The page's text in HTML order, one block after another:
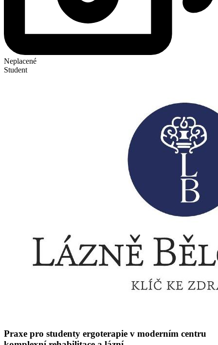
Neplacené
Student
Praxe pro studenty ergoterapie v moderním centru